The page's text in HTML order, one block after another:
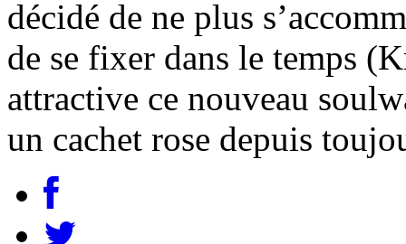
décidé de ne plus
de se fixer dans le temps
attractive ce nouveau
un cachet rose depuis